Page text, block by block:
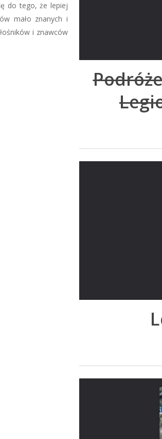
do tego, że lepiej
mało znanych i
i znawców